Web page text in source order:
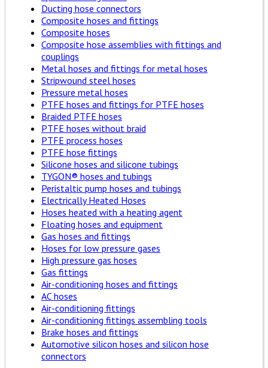
Ducting hose connectors
Composite hoses and fittings
Composite hoses
Composite hose assemblies with fittings and
couplings
Metal hoses and fittings for metal hoses
Stripwound steel hoses
Pressure metal hoses
PTFE hoses and fittings for PTFE hoses
Braided PTFE hoses
PTFE hoses without braid
PTFE process hoses
PTFE hose fittings
Silicone hoses and silicone tubings
TYGON® hoses and tubings
Peristaltic pump hoses and tubings
Electrically Heated Hoses
Hoses heated with a heating agent
Floating hoses and equipment
Gas hoses and fittings
Hoses for low pressure gases
High pressure gas hoses
Gas fittings
Air-conditioning hoses and fittings
AC hoses
Air-conditioning fittings
Air-conditioning fittings assembling tools
Brake hoses and fittings
Automotive silicon hoses and silicon hose
connectors